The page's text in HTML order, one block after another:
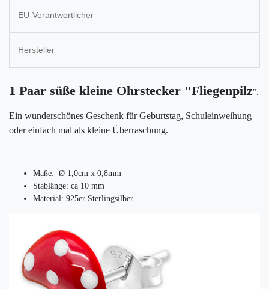
EU-Verantwortlicher
Hersteller
1 Paar süße kleine Ohrstecker "Fliegenpilz".
Ein wunderschönes Geschenk für Geburtstag, Schuleinweihung
oder einfach mal als kleine Überraschung.
Maße: Ø 1,0cm x 0,8mm
Stablänge: ca 10 mm
Material: 925er Sterlingsilber